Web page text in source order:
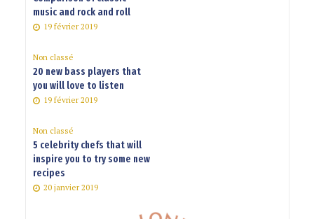
music and rock and roll
19 février 2019
Non classé
20 new bass players that
you will love to listen
19 février 2019
Non classé
5 celebrity chefs that will
inspire you to try some new
recipes
20 janvier 2019